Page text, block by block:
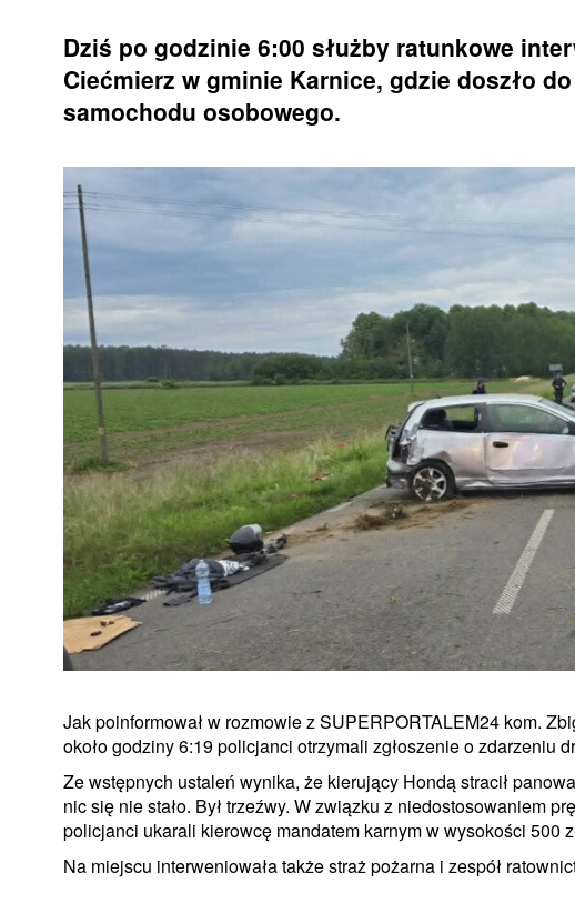
Dziś po godzinie 6:00 służby ratunkowe
Ciećmierz w gminie Karnice, gdzie doszło
samochodu osobowego.
Jak poinformował w rozmowie z SUPERPORTALEM24 kom.
około godziny 6:19 policjanci otrzymali zgłoszenie o zdarzeniu
Ze wstępnych ustaleń wynika, że kierujący Hondą stracił
nic się nie stało. Był trzeźwy. W związku z niedostosowaniem
policjanci ukarali kierowcę mandatem karnym w wysokości 500
Na miejscu interweniowała także straż pożarna i zespół